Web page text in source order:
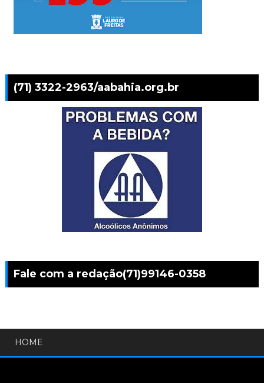
(71) 3322-2963/aabahia.org.br
Fale com a redação(71)99146-0358
HOME